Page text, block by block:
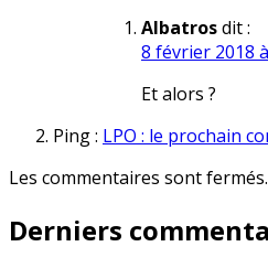
Albatrosdit :
8 février 2018
Et alors ?
Ping : LPO : le prochain
Les commentaires sont fermés.
Derniers